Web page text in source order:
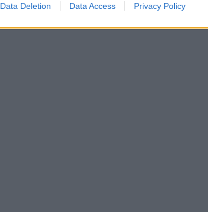
Data Deletion Data Access Privacy Policy